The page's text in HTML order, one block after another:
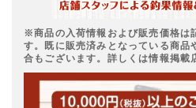
※商品の入荷情報および販売価格は
す。既に販売済みとなっている商品
合もございます。詳しくは情報掲載